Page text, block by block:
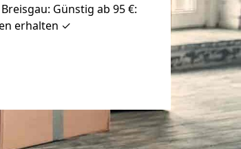
Günstig ab 95 €:
erhalten ✓